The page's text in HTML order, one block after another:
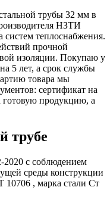
трубы 32 мм в
НЗТИ
систем теплоснабжения.
прочной
изоляции. Покупаю у
5 лет, а срок службы
товара мы
сертификат на
готовую продукцию, а
трубе
с соблюдением
среды конструкции
10706 , марка стали Ст